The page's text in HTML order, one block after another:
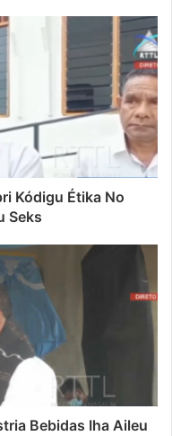
Kódigu Étika No
Seks
Bebidas Iha Aileu